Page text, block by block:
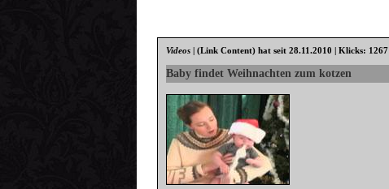
Videos |(Link Content) hat seit 28.11.2010 | Klicks: 1267
Baby findet Weihnachten zum kotzen